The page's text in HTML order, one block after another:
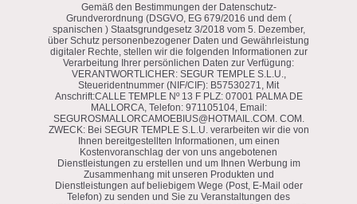
Gemäß den Bestimmungen der Datenschutz-
Grundverordnung (DSGVO, EG 679/2016 und dem (
spanischen ) Staatsgrundgesetz 3/2018 vom 5. Dezember,
über Schutz personenbezogener Daten und Gewährleistung
digitaler Rechte, stellen wir die folgenden Informationen zur
Verarbeitung Ihrer persönlichen Daten zur Verfügung:
VERANTWORTLICHER: SEGUR TEMPLE S.L.U.,
Steueridentnummer (NIF/CIF): B57530271, Mit
Anschrift:CALLE TEMPLE Nº 13 F PLZ: 07001 PALMA DE
MALLORCA, Telefon: 971105104, Email:
SEGUROSMALLORCAMOEBIUS@HOTMAIL.COM. COM.
ZWECK: Bei SEGUR TEMPLE S.L.U. verarbeiten wir die von
Ihnen bereitgestellten Informationen, um einen
Kostenvoranschlag der von uns angebotenen
Dienstleistungen zu erstellen und um Ihnen Werbung im
Zusammenhang mit unseren Produkten und
Dienstleistungen auf beliebigem Wege (Post, E-Mail oder
Telefon) zu senden und Sie zu Veranstaltungen des